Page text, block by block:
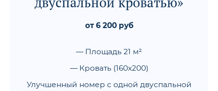
от 6 200 руб
— Площадь 21 м²
— Кровать (160x200)
Улучшенный номер с одной двуспальной